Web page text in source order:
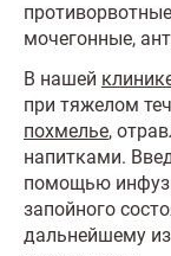
мочегонные,
В нашей
при тяжелом
похмелье,
напитками.
помощью
запойного
дальнейшему